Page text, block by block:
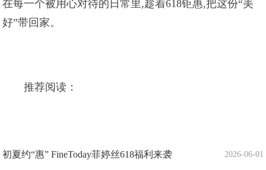
在每一个被用心对待的日常里,趁着618钜惠,把这份“美
好”带回家。
推荐阅读：
2026-06-01
初夏约“惠” FineToday菲婷丝618福利来袭